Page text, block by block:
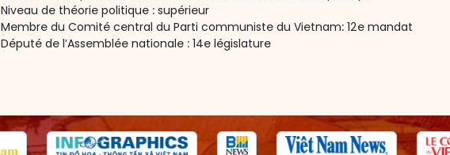
Niveau de théorie politique : supérieur
Membre du Comité central du Parti communiste du Vietnam: 12e mandat
Député de l’Assemblée nationale : 14e législature